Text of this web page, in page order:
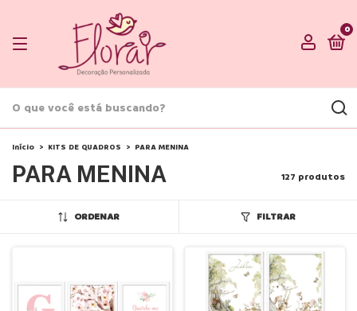
0
Início > KITS DE QUADROS > PARA MENINA
PARA MENINA 127 produtos
ORDENAR FILTRAR